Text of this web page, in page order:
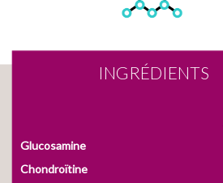
Glucosamine
Chondroïtine
INGRÉDIENTS